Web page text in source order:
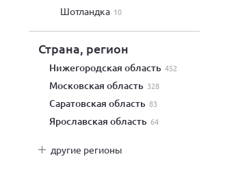
шотландка 10
Страна, регион
Нижегородская область 452
Московская область 328
Саратовская область 83
Ярославская область 64
другие регионы